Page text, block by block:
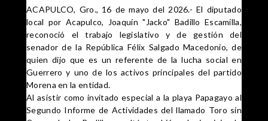
ACAPULCO, Gro., 16 de mayo del 2026.- El diputado
local por Acapulco, Joaquín "Jacko" Badillo Escamilla,
reconoció el trabajo legislativo y de gestión del
senador de la República Félix Salgado Macedonio, de
quien dijo que es un referente de la lucha social en
Guerrero y uno de los activos principales del partido
Morena en la entidad.
Al asistir como invitado especial a la playa Papagayo al
Segundo Informe de Actividades del llamado Toro sin